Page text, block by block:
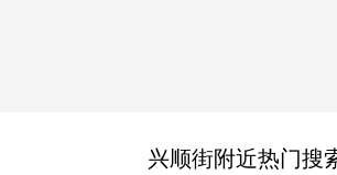
兴顺街附近热门搜